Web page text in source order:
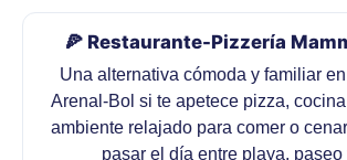
🍕 Restaurante-Pizzería
Una alternativa cómoda y familiar
Arenal-Bol si te apetece pizza,
ambiente relajado para comer o
pasar el día entre playa, paseo